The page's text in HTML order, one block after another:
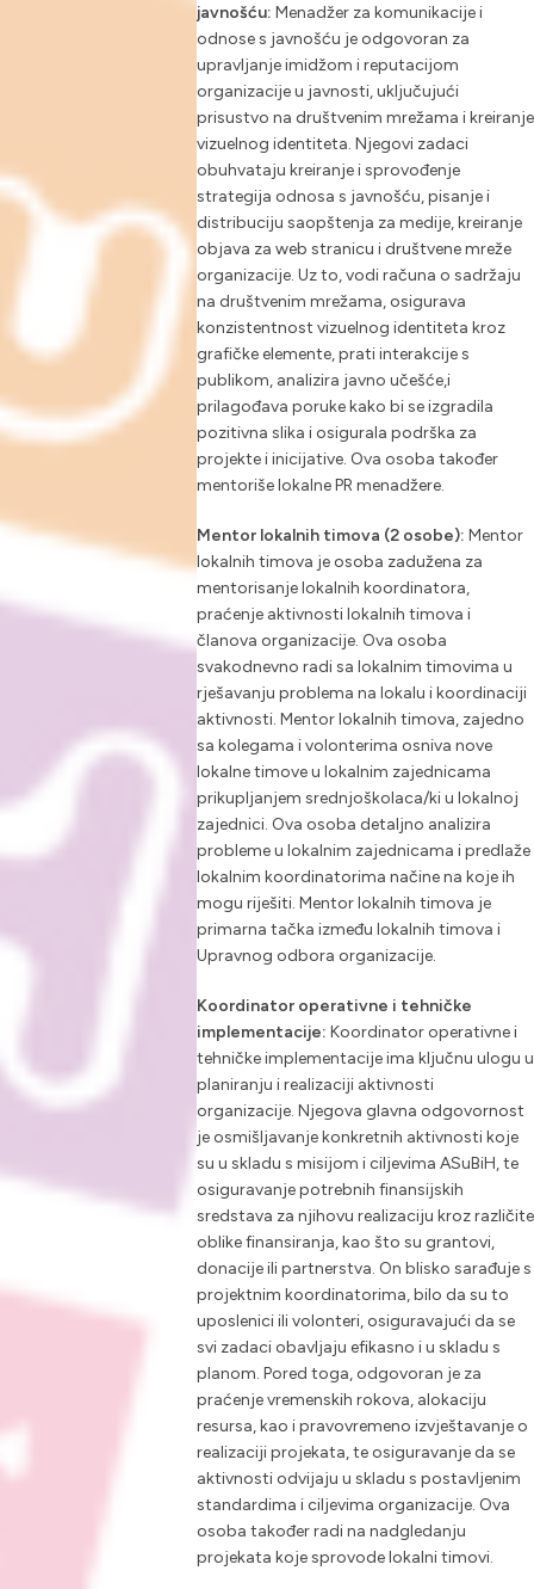
javnošću: Menadžer za komunikacije i
odnose s javnošću je odgovoran za
upravljanje imidžom i reputacijom
organizacije u javnosti, uključujući
prisustvo na društvenim mrežama i kreiranje
vizuelnog identiteta. Njegovi zadaci
obuhvataju kreiranje i sprovođenje
strategija odnosa s javnošću, pisanje i
distribuciju saopštenja za medije, kreiranje
objava za web stranicu i društvene mreže
organizacije. Uz to, vodi računa o sadržaju
na društvenim mrežama, osigurava
konzistentnost vizuelnog identiteta kroz
grafičke elemente, prati interakcije s
publikom, analizira javno učešće,i
prilagođava poruke kako bi se izgradila
pozitivna slika i osigurala podrška za
projekte i inicijative. Ova osoba također
mentoriše lokalne PR menadžere.
Mentor lokalnih timova (2 osobe): Mentor
lokalnih timova je osoba zadužena za
mentorisanje lokalnih koordinatora,
praćenje aktivnosti lokalnih timova i
članova organizacije. Ova osoba
svakodnevno radi sa lokalnim timovima u
rješavanju problema na lokalu i koordinaciji
aktivnosti. Mentor lokalnih timova, zajedno
sa kolegama i volonterima osniva nove
lokalne timove u lokalnim zajednicama
prikupljanjem srednjoškolaca/ki u lokalnoj
zajednici. Ova osoba detaljno analizira
probleme u lokalnim zajednicama i predlaže
lokalnim koordinatorima načine na koje ih
mogu riješiti. Mentor lokalnih timova je
primarna tačka između lokalnih timova i
Upravnog odbora organizacije.
Koordinator operativne i tehničke
implementacije: Koordinator operativne i
tehničke implementacije ima ključnu ulogu u
planiranju i realizaciji aktivnosti
organizacije. Njegova glavna odgovornost
je osmišljavanje konkretnih aktivnosti koje
su u skladu s misijom i ciljevima ASuBiH, te
osiguravanje potrebnih finansijskih
sredstava za njihovu realizaciju kroz različite
oblike finansiranja, kao što su grantovi,
donacije ili partnerstva. On blisko sarađuje s
projektnim koordinatorima, bilo da su to
uposlenici ili volonteri, osiguravajući da se
svi zadaci obavljaju efikasno i u skladu s
planom. Pored toga, odgovoran je za
praćenje vremenskih rokova, alokaciju
resursa, kao i pravovremeno izvještavanje o
realizaciji projekata, te osiguravanje da se
aktivnosti odvijaju u skladu s postavljenim
standardima i ciljevima organizacije. Ova
osoba također radi na nadgledanju
projekata koje sprovode lokalni timovi.